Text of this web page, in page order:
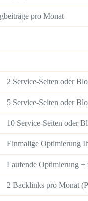
pro Monat
2 Service-Seiten oder
5 Service-Seiten oder
10 Service-Seiten oder
Einmalige Optimierung
Laufende Optimierung +
2 Backlinks pro Monat